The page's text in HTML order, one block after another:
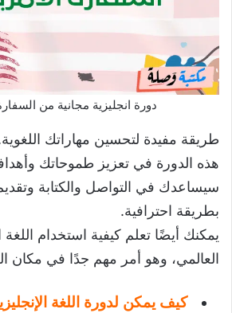
دورة انجليزية مجانية من
طريقة مفيدة لتحسين مهاراتك
هذه الدورة في تعزيز طموحاتك
سيساعدك في التواصل والكتابة
بطريقة احترافية.
يمكنك أيضًا تعلم كيفية استخدام اللغة
العالمي، وهو أمر مهم جدًا في مكان
كيف يمكن لدورة اللغة